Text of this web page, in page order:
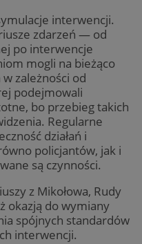
interwencji.
zdarzeń — od
po interwencje
mogli na bieżąco
zależności od
podejmowali
bo przebieg takich
Regularne
działań i
policjantów, jak i
są czynności.
z Mikołowa, Rudy
okazją do wymiany
spójnych standardów
interwencji.